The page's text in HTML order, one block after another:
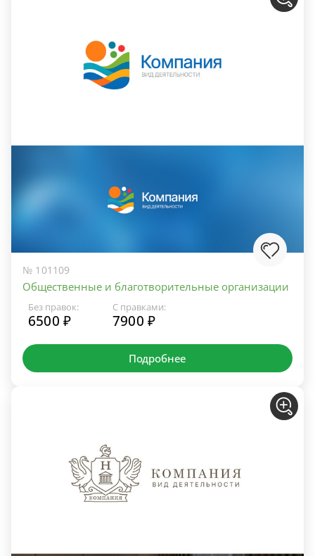
№ 101109
Общественные и благотворительные организации
Без правок:
6500 ₽
С правками:
7900 ₽
Подробнее